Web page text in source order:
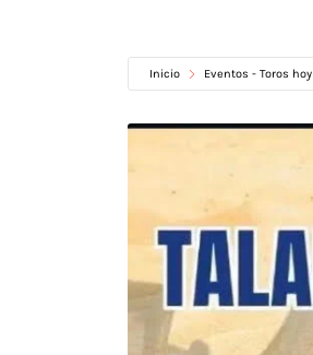
Inicio Eventos - Toros hoy